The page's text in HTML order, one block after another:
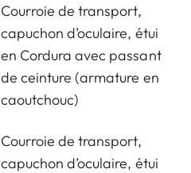
Courroie de transport,
capuchon d’oculaire, étui
en Cordura avec passant
de ceinture (armature en
caoutchouc)
Courroie de transport,
capuchon d’oculaire, étui